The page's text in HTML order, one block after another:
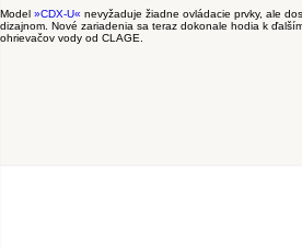
Model »CDX-U« nevyžaduje žiadne ovládacie prvky, ale
dizajnom. Nové zariadenia sa teraz dokonale hodia k
ohrievačov vody od CLAGE.